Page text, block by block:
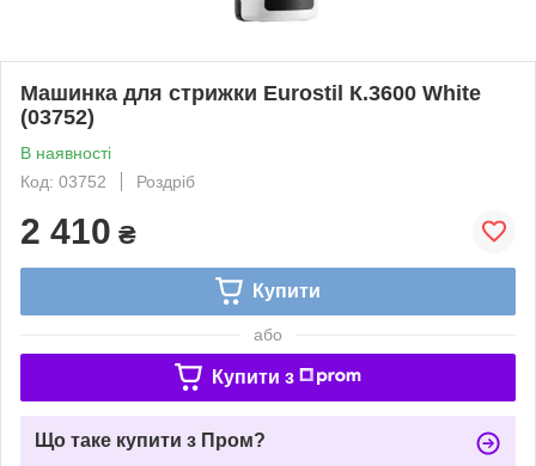
Машинка для стрижки Eurostil К.3600 White
(03752)
В наявності
Код: 03752
Роздріб
2 410 ₴
Купити
або
Купити з
Що таке купити з Пром?